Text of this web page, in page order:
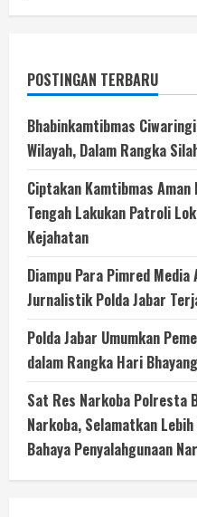
POSTINGAN TERBARU
Bhabinkamtibmas
Wilayah, Dalam Rangka
Ciptakan Kamtibmas
Tengah Lakukan Patroli
Kejahatan
Diampu Para Pimred
Jurnalistik Polda Jabar
Polda Jabar Umumkan
dalam Rangka Hari
Sat Res Narkoba Polresta
Narkoba, Selamatkan
Bahaya Penyalahgunaan